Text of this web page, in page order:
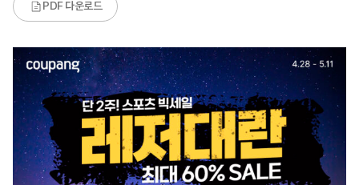
PDF 다운로드